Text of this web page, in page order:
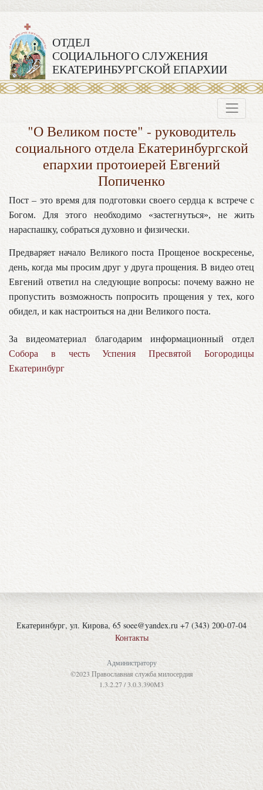
ОТДЕЛ
СОЦИАЛЬНОГО СЛУЖЕНИЯ
ЕКАТЕРИНБУРГСКОЙ ЕПАРХИИ
"О Великом посте" - руководитель
социального отдела Екатеринбургской
епархии протоиерей Евгений
Попиченко
Пост – это время для подготовки своего сердца к встрече с
Богом. Для этого необходимо «застегнуться», не жить
нараспашку, собраться духовно и физически.
Предваряет начало Великого поста Прощеное воскресенье,
день, когда мы просим друг у друга прощения. В видео отец
Евгений ответил на следующие вопросы: почему важно не
пропустить возможность попросить прощения у тех, кого
обидел, и как настроиться на дни Великого поста.
За видеоматериал благодарим информационный отдел
Собора в честь Успения Пресвятой Богородицы
Екатеринбург
Екатеринбург, ул. Кирова, 65 soee@yandex.ru +7 (343) 200-07-04
Контакты
Администратору
©2023 Православная служба милосердия
1.3.2.27 / 3.0.3.390M3